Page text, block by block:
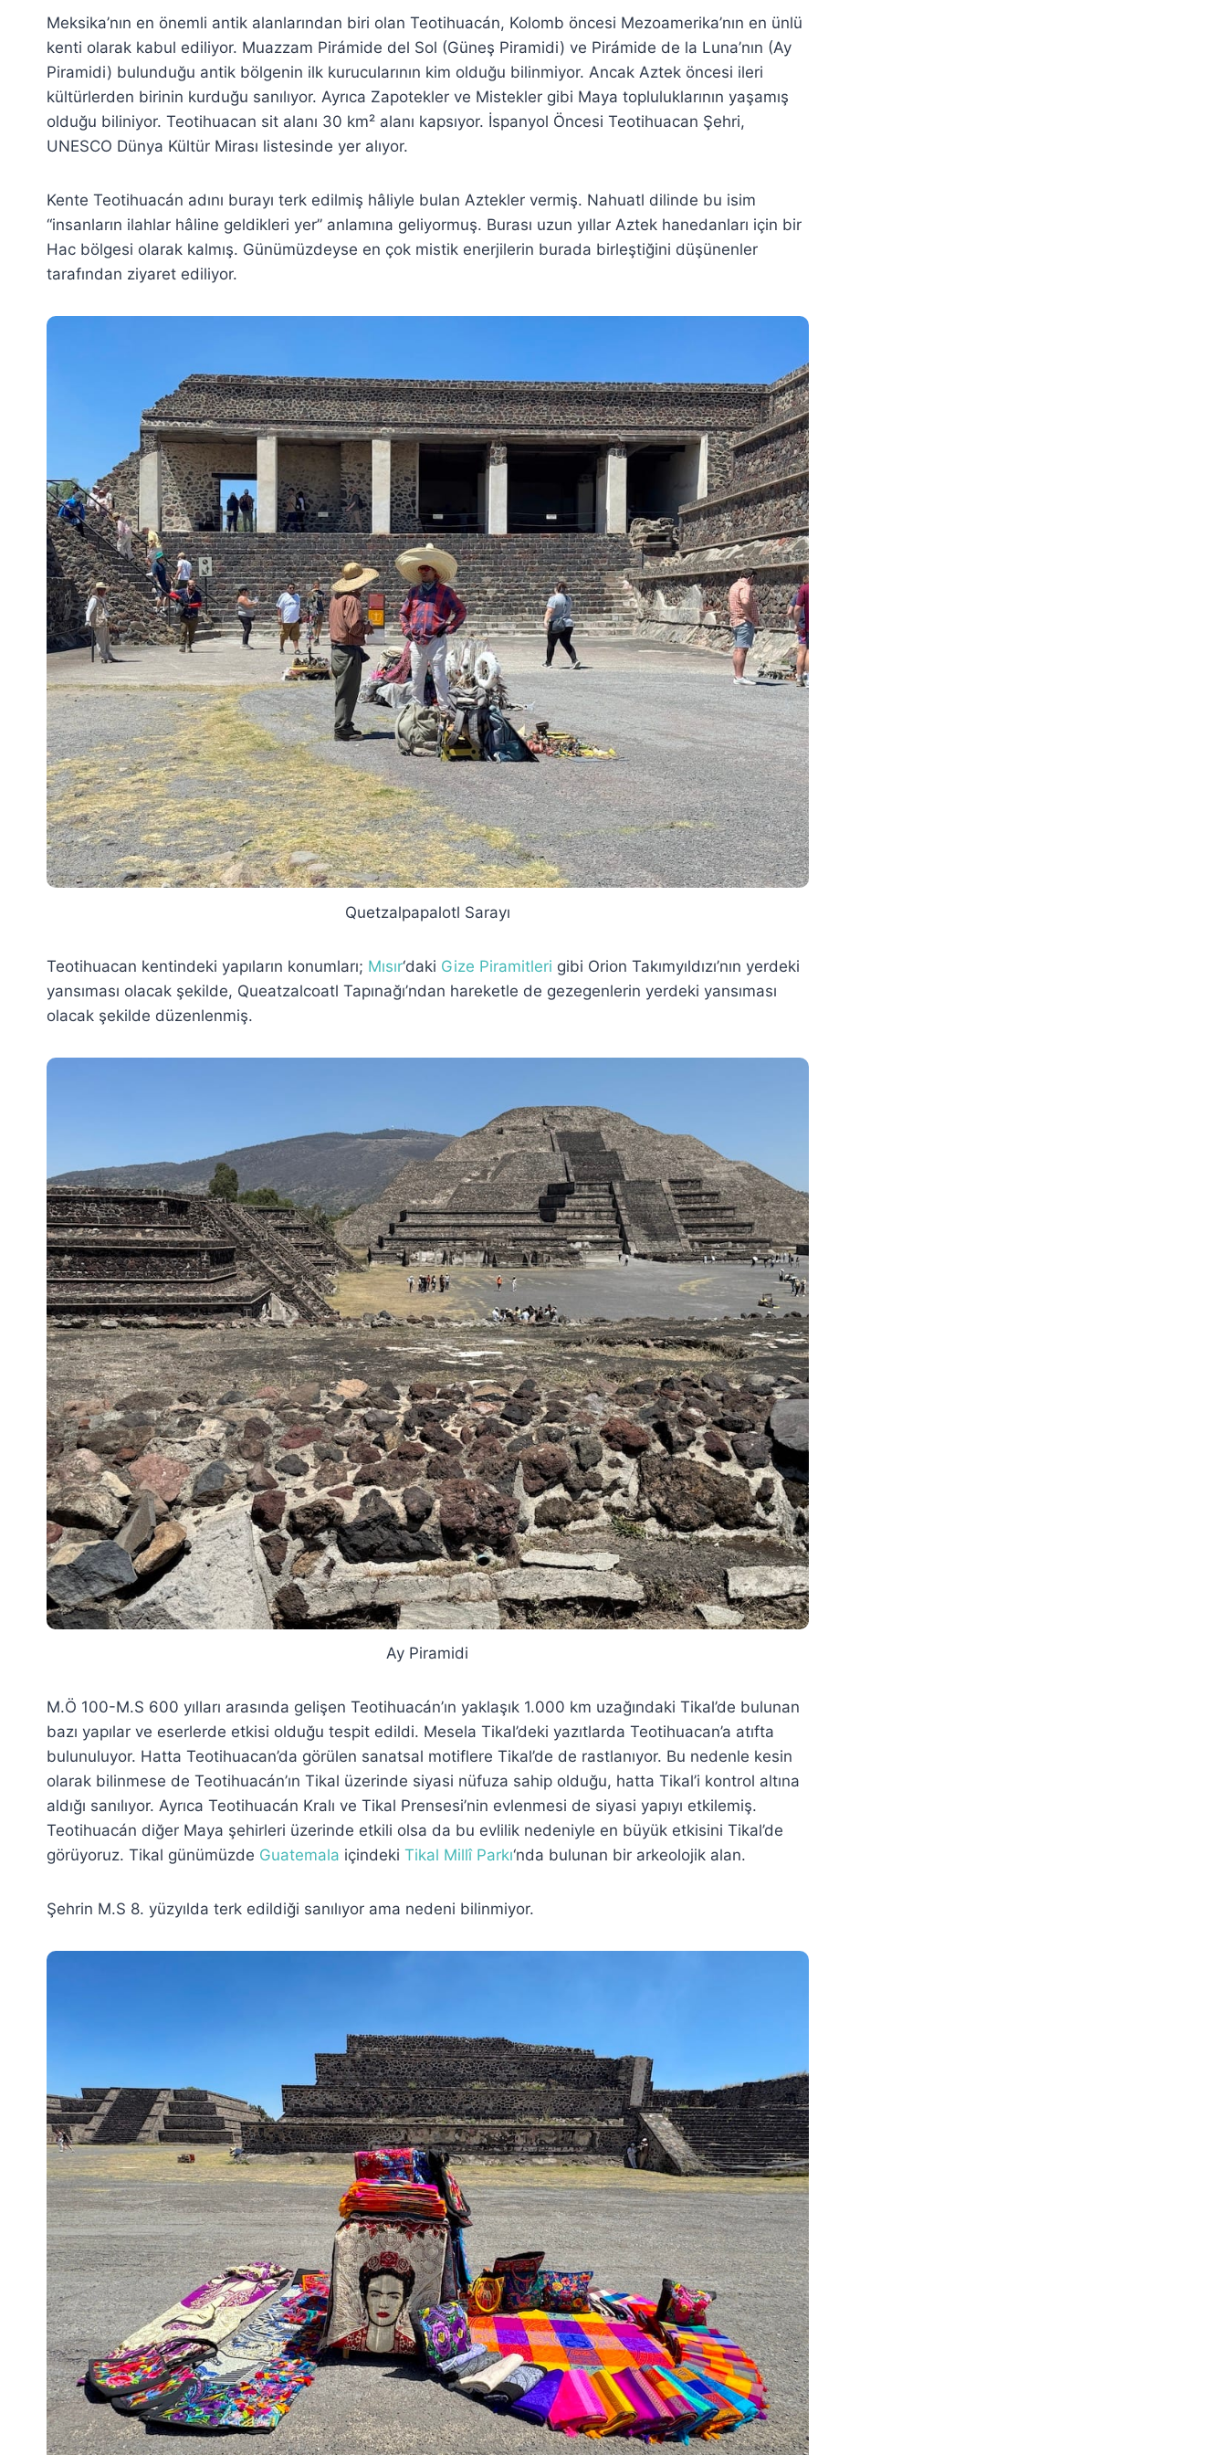
Meksika’nın en önemli antik alanlarından biri olan Teotihuacán, Kolomb öncesi Mezoamerika’nın en ünlü
kenti olarak kabul ediliyor. Muazzam Pirámide del Sol (Güneş Piramidi) ve Pirámide de la Luna’nın (Ay
Piramidi) bulunduğu antik bölgenin ilk kurucularının kim olduğu bilinmiyor. Ancak Aztek öncesi ileri
kültürlerden birinin kurduğu sanılıyor. Ayrıca Zapotekler ve Mistekler gibi Maya topluluklarının yaşamış
olduğu biliniyor. Teotihuacan sit alanı 30 km² alanı kapsıyor. İspanyol Öncesi Teotihuacan Şehri,
UNESCO Dünya Kültür Mirası listesinde yer alıyor.
Kente Teotihuacán adını burayı terk edilmiş hâliyle bulan Aztekler vermiş. Nahuatl dilinde bu isim
“insanların ilahlar hâline geldikleri yer” anlamına geliyormuş. Burası uzun yıllar Aztek hanedanları için bir
Hac bölgesi olarak kalmış. Günümüzdeyse en çok mistik enerjilerin burada birleştiğini düşünenler
tarafından ziyaret ediliyor.
Quetzalpapalotl Sarayı
Teotihuacan kentindeki yapıların konumları; Mısır‘daki Gize Piramitleri gibi Orion Takımyıldızı’nın yerdeki
yansıması olacak şekilde, Queatzalcoatl Tapınağı’ndan hareketle de gezegenlerin yerdeki yansıması
olacak şekilde düzenlenmiş.
Ay Piramidi
M.Ö 100-M.S 600 yılları arasında gelişen Teotihuacán’ın yaklaşık 1.000 km uzağındaki Tikal’de bulunan
bazı yapılar ve eserlerde etkisi olduğu tespit edildi. Mesela Tikal’deki yazıtlarda Teotihuacan’a atıfta
bulunuluyor. Hatta Teotihuacan’da görülen sanatsal motiflere Tikal’de de rastlanıyor. Bu nedenle kesin
olarak bilinmese de Teotihuacán’ın Tikal üzerinde siyasi nüfuza sahip olduğu, hatta Tikal’i kontrol altına
aldığı sanılıyor. Ayrıca Teotihuacán Kralı ve Tikal Prensesi’nin evlenmesi de siyasi yapıyı etkilemiş.
Teotihuacán diğer Maya şehirleri üzerinde etkili olsa da bu evlilik nedeniyle en büyük etkisini Tikal’de
görüyoruz. Tikal günümüzde Guatemala içindeki Tikal Millî Parkı‘nda bulunan bir arkeolojik alan.
Şehrin M.S 8. yüzyılda terk edildiği sanılıyor ama nedeni bilinmiyor.